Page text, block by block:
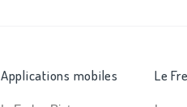
Applications mobiles Le